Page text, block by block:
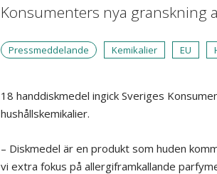
Konsumenters nya granskning
Pressmeddelande Kemikalier EU
18 handdiskmedel ingick Sveriges
hushållskemikalier.
– Diskmedel är en produkt som huden
vi extra fokus på allergiframkallande